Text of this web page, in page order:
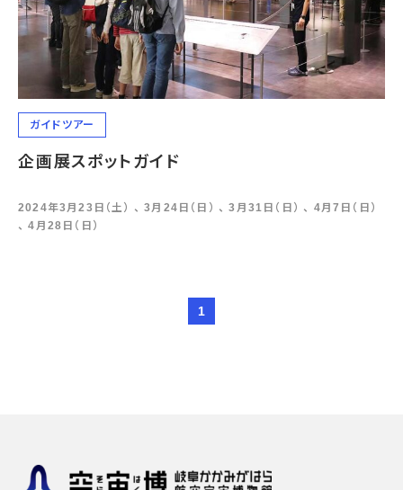
ガイドツアー
企画展スポットガイド
2024年3月23日（土） 、 3月24日（日） 、 3月31日（日） 、 4月7日（日）
、 4月28日（日）
1